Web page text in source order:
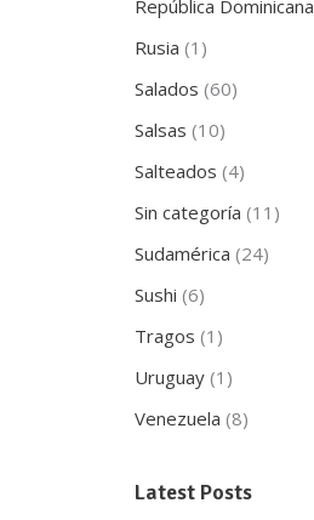
República Dominicana
Rusia (1)
Salados (60)
Salsas (10)
Salteados (4)
Sin categoría (11)
Sudamérica (24)
Sushi (6)
Tragos (1)
Uruguay (1)
Venezuela (8)
Latest Posts